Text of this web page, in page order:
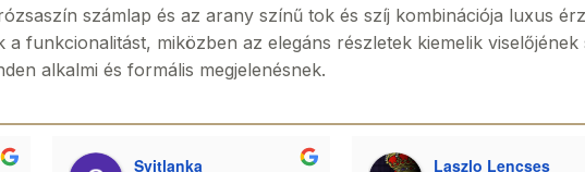
számlap és az arany színű tok és szíj kombinációja luxus
a funkcionalitást, miközben az elegáns részletek kiemelik
alkalmi és formális megjelenésnek.
Svitlanka Laszlo Lencses